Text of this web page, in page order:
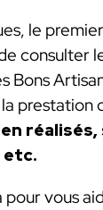
le
consulter
Bons
prestation
réalisés,
etc.
pour vous